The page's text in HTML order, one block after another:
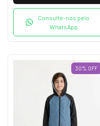
Consulte-nos pelo
WhatsApp
30% OFF